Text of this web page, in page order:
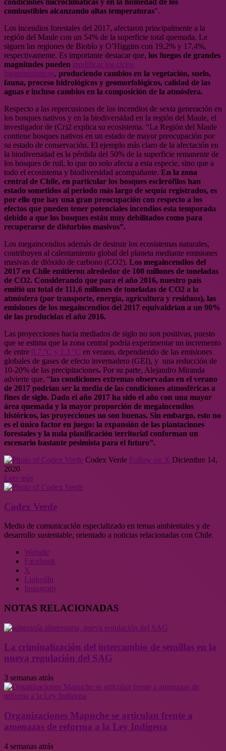
combustibles alcanzando altas temperaturas”.
Los incendios forestales del 2017, afectaron principalmente a la
región del Maule con un 54% de la superficie total quemada. Le
siguen las regiones de Biobío y O’Higgins con 19,2% y 17,4%,
respectivamente. Es importante destacar que, los fuegos de grandes
magnitudes pueden modificar los ciclos
biogeoquímicos, produciendo cambios en la vegetación, suelo,
fauna, proceso hidrológicos y geomorfológicos, calidad de las
aguas e incluso cambios en la composición de la atmósfera.
Respecto a las repercusiones de los incendios de sexta generación en
los bosques nativos y en la biodiversidad en la región del Maule, el
investigador de (Cr)2 explica su ecosistema. “La Región del Maule
contiene bosques nativos en un estado de mayor preocupación por
su estado de conservación. El ejemplo más claro de la afectación en
la biodiversidad es la pérdida del 50% de la superficie remanente de
los bosques de ruil, lo que no solo afecta a esta especie, sino que a
todo el ecosistema y biodiversidad acompañante. En la zona
central de Chile, en particular los bosques esclerófilos han
estado sometidos al periodo más largo de sequía registrados, es
por ello que hay una gran preocupación con respecto a los
efectos que pueden tener potenciales incendios esta temporada
debido a que los bosques están muy debilitados como para
recuperarse de disturbios masivos”.
Los megaincendios además de destruir los ecosistemas naturales,
contribuyen al calentamiento global del planeta mediante emisiones
masivas de dióxido de carbono (CO2). Los megaincendios del
2017 en Chile emitieron alrededor de 100 millones de toneladas
de CO2. Considerando que para el año 2016, nuestro país
emitió un total de 111,6 millones de toneladas de CO2 a la
atmósfera (por transporte, energía, agricultura y residuos), las
emisiones de los megaincendios del 2017 equivaldrían a un 90%
de las producidas el año 2016.
Las proyecciones hacia mediados de siglo no son positivas, puesto
que se estima que la zona central podría experimentar un incremento
de entre 0.7 °C y 1.3 °C en verano, dependiendo de las emisiones
globales de gases de efecto invernadero (GEI), y una reducción de
10-20% de las precipitaciones. Por su parte, Alejandro Miranda
advierte que, “las condiciones extremas observadas en el verano
de 2017 podrían ser la media de las condiciones atmosféricas a
fines de siglo. Dado el año 2017 ha sido el año con una mayor
área quemada y la mayor proporción de megaincendios
históricos, las proyecciones no son buenas. Sin embargo, esto no
es el único factor en juego: la expansión de las plantaciones
forestales y la nula planificación territorial conforman un
escenario bastante pesimista para el futuro”.
Codex Verde Follow on X Diciembre 14,
2020
Leer más
Codex Verde
Medio de comunicación especializado en temas ambientales y de
desarrollo sustentable, orientado a noticias relacionadas con Chile.
Website
Facebook
X
LinkedIn
Instagram
NOTAS RELACIONADAS
La criminalización del intercambio de semillas en la
nueva regulación del SAG
3 semanas atrás
Organizaciones Mapuche se articulan frente a
amenazas de reforma a la Ley Indígena
4 semanas atrás